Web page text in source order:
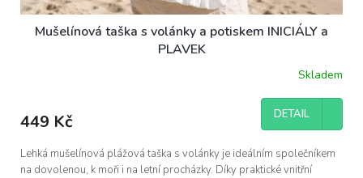
Mušelínová taška s volánky a potiskem INICIÁLY a
PLAVEK
Skladem
449 Kč DETAIL
Lehká mušelínová plážová taška s volánky je ideálním společníkem
na dovolenou, k moři i na letní procházky. Díky praktické vnitřní